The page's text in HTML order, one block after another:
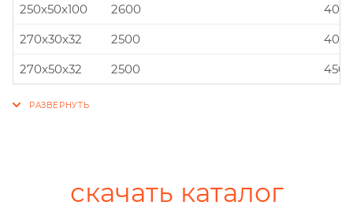
250x50x100
2600
270x30x32
2500
270x50x32
2500
скачать каталог